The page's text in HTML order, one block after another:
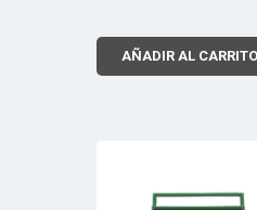
AÑADIR AL CARRITO